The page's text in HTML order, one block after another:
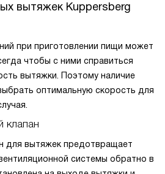
вытяжек Kuppersberg
при приготовлении пищи может
чтобы с ними справиться
вытяжки. Поэтому наличие
оптимальную скорость для
клапан
для вытяжек предотвращает
системы обратно в